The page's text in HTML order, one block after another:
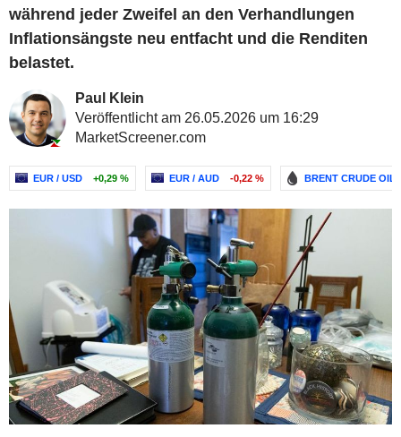
während jeder Zweifel an den Verhandlungen
Inflationsängste neu entfacht und die Renditen
belastet.
Paul Klein
Veröffentlicht am 26.05.2026 um 16:29
MarketScreener.com
EUR / USD +0,29 % EUR / AUD -0,22 % BRENT CRUDE OIL